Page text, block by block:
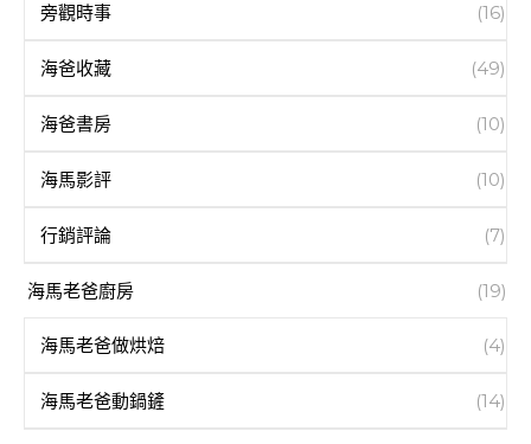
旁觀時事 (16)
海爸收藏 (49)
海爸書房 (10)
海馬影評 (10)
行銷評論 (7)
海馬老爸廚房 (19)
海馬老爸做烘焙 (4)
海馬老爸動鍋鏟 (14)